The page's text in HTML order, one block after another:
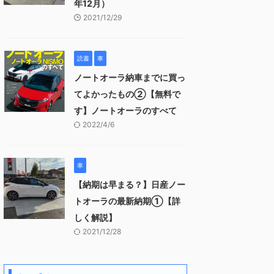
年12月）
2021/12/29
読書 車
ノートオーラ納車までに買っ
てよかったもの②【無料で
す】ノートオーラのすべて
2022/4/6
車
【納期は早まる？】日産ノー
トオーラの最新納期①【詳
しく解説】
2021/12/28